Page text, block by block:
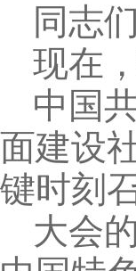
同志
现在
中国
面建设
键时刻
大会